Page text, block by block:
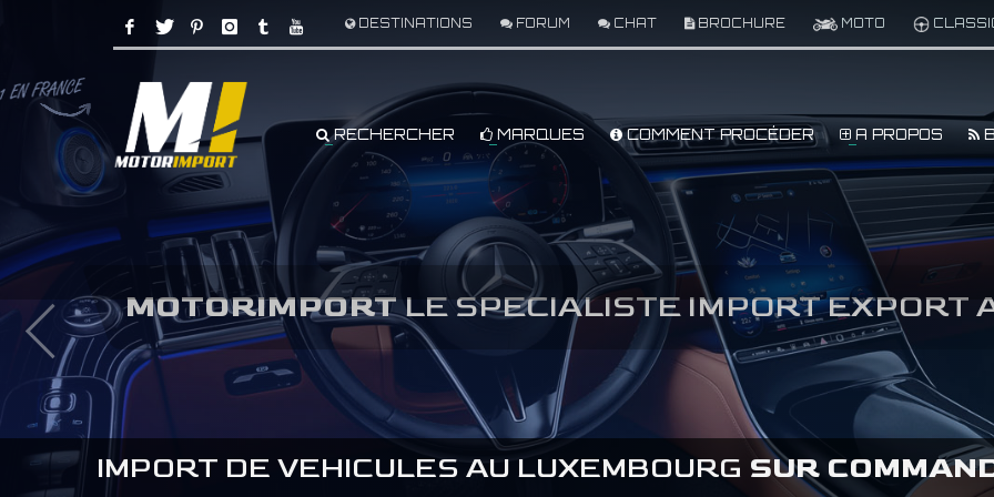
DESTINATIONS FORUM CHAT BROCHURE MOTO
RECHERCHER MARQUES COMMENT PROCÉDER A PROPOS
MOTORIMPORTLE SPECIALISTE IMPORT EXPORT
IMPORT DE VEHICULES AU LUXEMBOURG SUR